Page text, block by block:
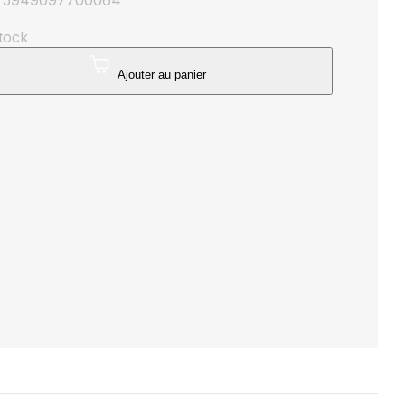
Ajouter au panier